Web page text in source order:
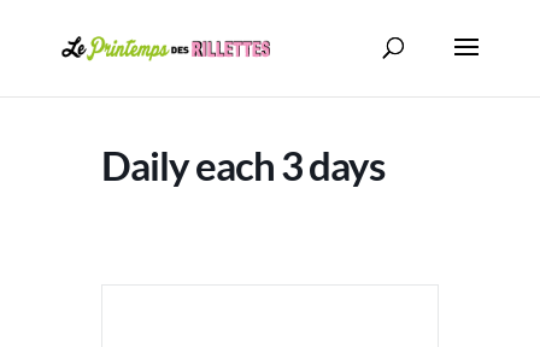
Daily each 3 days